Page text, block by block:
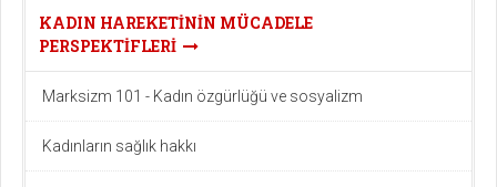
KADIN HAREKETININ MÜCADELE
PERSPEKTIFLERI
Marksizm 101 - Kadın özgürlüğü ve sosyalizm
Kadınların sağlık hakkı